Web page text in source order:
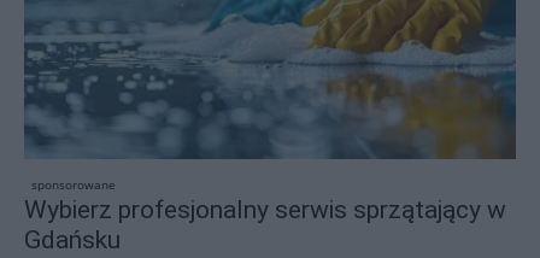
sponsorowane
Wybierz profesjonalny serwis sprzątający w
Gdańsku